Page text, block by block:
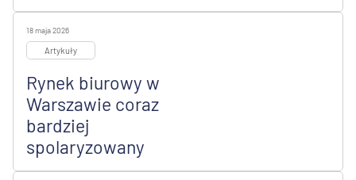
18 maja 2026
Artykuły
Rynek biurowy w
Warszawie coraz
bardziej
spolaryzowany